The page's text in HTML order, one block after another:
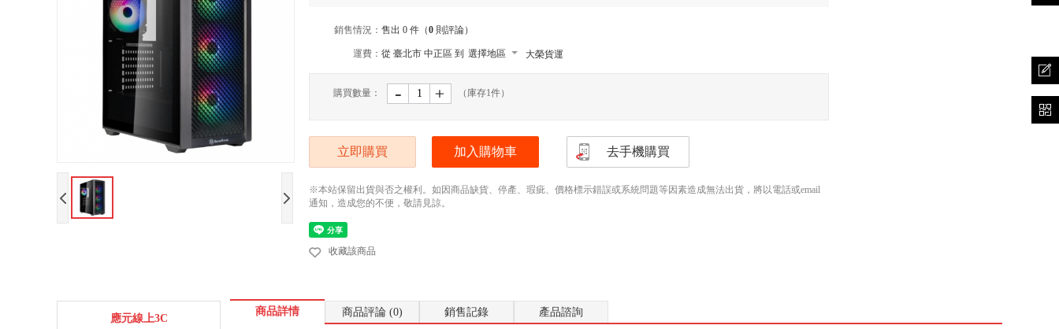
銷售情況： 售出 0 件（0 則評論）
運費： 從 臺北市 中正區 到 選擇地區 大榮貨運
購買數量： - ﹢ （庫存1件）
立即購買 加入購物車 去手機購買
※本站保留出貨與否之權利。如因商品缺貨、停產、瑕疵、價格標示錯誤或系統問題等因素造成無法出貨，將以電話或email
通知，造成您的不便，敬請見諒。
收藏該商品
應元線上3C
商品詳情 商品評論 (0) 銷售記錄 產品諮詢